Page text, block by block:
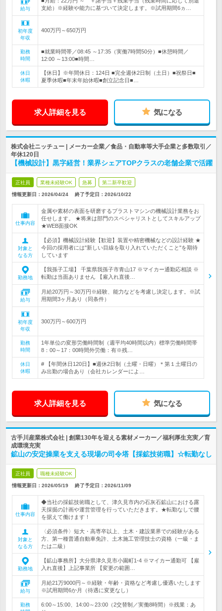
給与
支給）※経験や能力に基づいて決定します。※試用期間6ヵ…
初年度
年収
400万円～650万円
勤務
時間
■就業時間帯／08:45 ～17:35（実働7時間50分）■休憩時間／
12:00 ～13:00■時間…
休日
休暇
【休日】※年間休日：124日 ■完全週休2日制（土日）■祝祭日■
夏季休暇■年末年始休暇■創立記念日■…
求人詳細を見る 気になる
株式会社ニッチュー | メーカー企業／食品・自動車等大手企業と多数取引／
年休120日
【機械設計】黒字経営！業界シェアTOPクラスの老舗企業で活躍
正社員 業種未経験OK 急募 第二新卒歓迎
情報更新日：2026/04/24 終了予定日： 2026/10/22
仕事内容
金属や素材の表面を研磨するブラストマシンの機械設計業務をお
任せします。 ★将来は部門のスペシャリストとしてスキルアップ
★WEB面接OK
対象と
なる方
【必須】機械設計経験【歓迎】装置や精密機械などの設計経験 ★
今回の採用者には"新しい目線を取り入れていただくこと"を期待
しています
勤務地
【我孫子工場】 千葉県我孫子市青山17 ※マイカー通勤応相談 ※
転勤は当面ありません 【雇入れ直後…
給与
月給20万円～30万円※経験、能力などを考慮し決定します。※試
用期間3ヶ月あり（同条件）
初年度
年収
300万円～600万円
勤務
時間
1年単位の変形労働時間制（週平均40時間以内）標準労働時間帯
8：00～17：00時間外労働：有※残…
休日
休暇
# 【年間休日120日】■週休2日制（土曜・日曜）＊第１土曜日の
み出勤の場合あり（会社カレンダーによ…
求人詳細を見る 気になる
古手川産業株式会社 | 創業130年を迎える素材メーカー／福利厚生充実／育
成環境充実
鉱山の安定操業を支える現場の司令塔【採鉱技術職】☆転勤なし
正社員 職種未経験OK
情報更新日：2026/05/19 終了予定日： 2026/11/09
仕事内容
◆当社の採鉱技術職として、津久見市内の石灰石鉱山における露
天採掘の計画や運営管理を行っていただきます。★転勤なしで腰
を据えて働けます！
対象と
なる方
〈必須条件〉短大・高専卒以上、土木・建設業界での経験がある
方、第一種普通自動車免許、土木施工管理技士の資格（一級・ま
たは二級）
勤務地
【鉱山事務所】大分県津久見市小園町1-4 ※マイカー通勤可 【雇
入れ直後】上記事業所 【変更の範囲…
給与
月給21万9000円～※経験・年齢・資格など考慮し優遇いたします
※試用期間6か月（待遇に変更なし）
勤務
6:00～15:00、14:00～23:00（2交替制／実働8時間）※残業：あ